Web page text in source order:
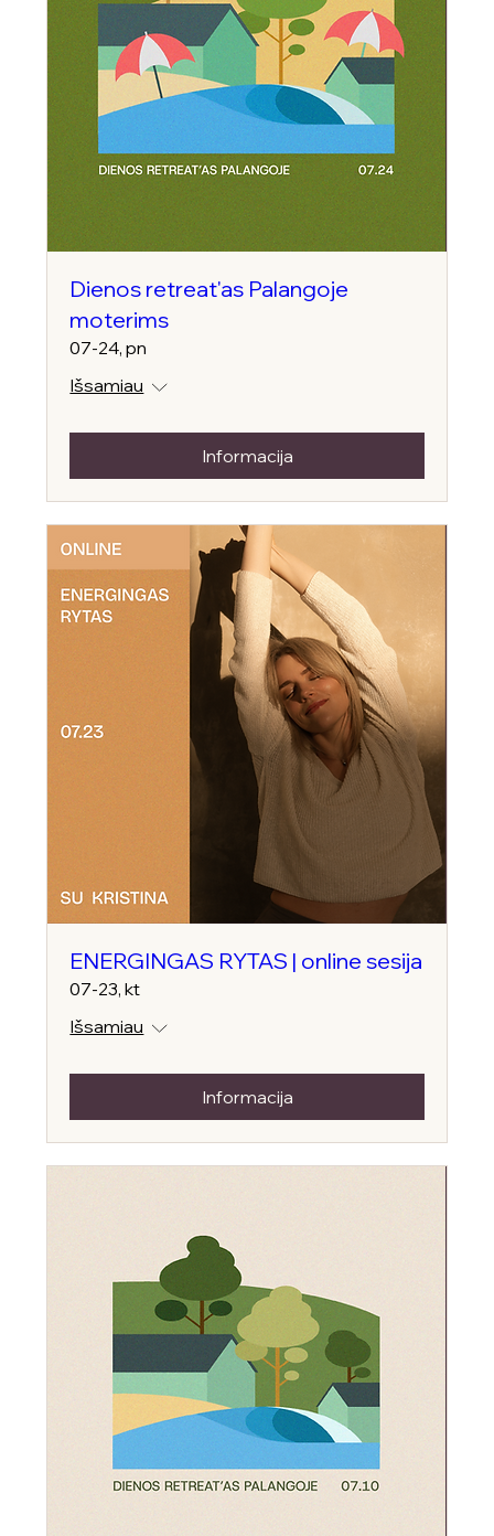
Dienos retreat'as Palangoje
moterims
07-24, pn
Išsamiau
Informacija
ENERGINGAS RYTAS | online sesija
07-23, kt
Išsamiau
Informacija